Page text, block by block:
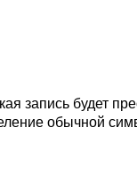
запись будет
обычной